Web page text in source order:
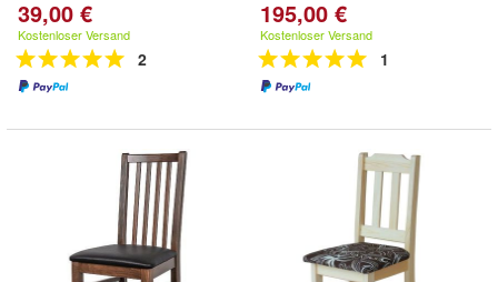
39,00 €
Kostenloser Versand
2
195,00 €
Kostenloser Versand
1